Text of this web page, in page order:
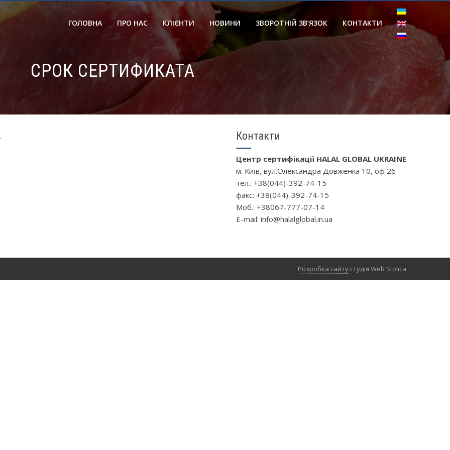
ГОЛОВНА ПРО НАС КЛІЄНТИ НОВИНИ ЗВОРОТНІЙ ЗВ’ЯЗОК КОНТАКТИ
СРОК СЕРТИФИКАТА
Контакти
Центр сертифікації HALAL GLOBAL UKRAINE
м. Київ, вул.Олександра Довженка 10, oф 26
тел.: +38(044)-392-74-15
факс: +38(044)-392-74-15
Моб.: +38067-777-07-14
Е-mail: info@halalglobal.in.ua
Розробка сайту студія Web Stolica